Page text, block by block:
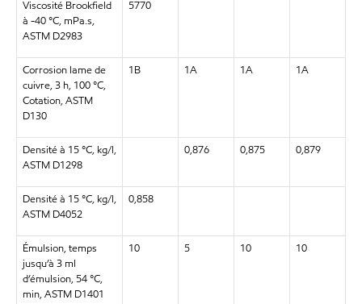
Viscosité Brookfield
à -40 °C, mPa.s,
ASTM D2983
5770
Corrosion lame de
cuivre, 3 h, 100 °C,
Cotation, ASTM
D130
1B 1A 1A 1A
Densité à 15 °C, kg/l,
ASTM D1298
0,876 0,875 0,879
Densité à 15 °C, kg/l,
ASTM D4052
0,858
Émulsion, temps
jusqu’à 3 ml
d’émulsion, 54 °C,
min, ASTM D1401
10 5 10 10